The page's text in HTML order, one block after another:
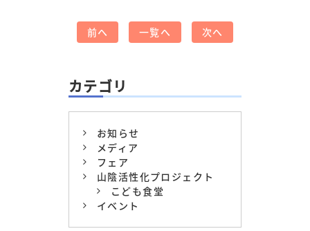
前へ 一覧へ 次へ
カテゴリ
お知らせ
メディア
フェア
山陰活性化プロジェクト
こども食堂
イベント